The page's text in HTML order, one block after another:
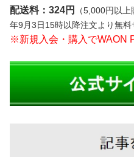
配送料：324円
（5,000円以
年9月3日15時以降注文より無料
※新規入会・購入でWAON